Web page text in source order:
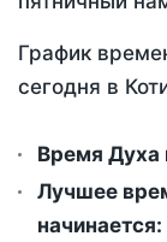
График
сегодня в
Время Духа
Лучшее